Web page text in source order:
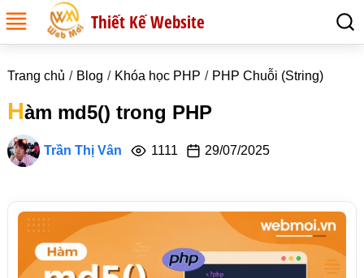
Thiết Kế Website
Trang chủ Blog Khóa học PHP PHP Chuỗi (String)
Hàm md5() trong PHP
Trần Thị Vân 1111 29/07/2025